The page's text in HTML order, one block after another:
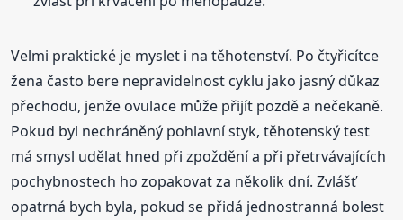
Velmi praktické je myslet i na těhotenství. Po čtyřicítce
žena často bere nepravidelnost cyklu jako jasný důkaz
přechodu, jenže ovulace může přijít pozdě a nečekaně.
Pokud byl nechráněný pohlavní styk, těhotenský test
má smysl udělat hned při zpoždění a při přetrvávajících
pochybnostech ho zopakovat za několik dní. Zvlášť
opatrná bych byla, pokud se přidá jednostranná bolest